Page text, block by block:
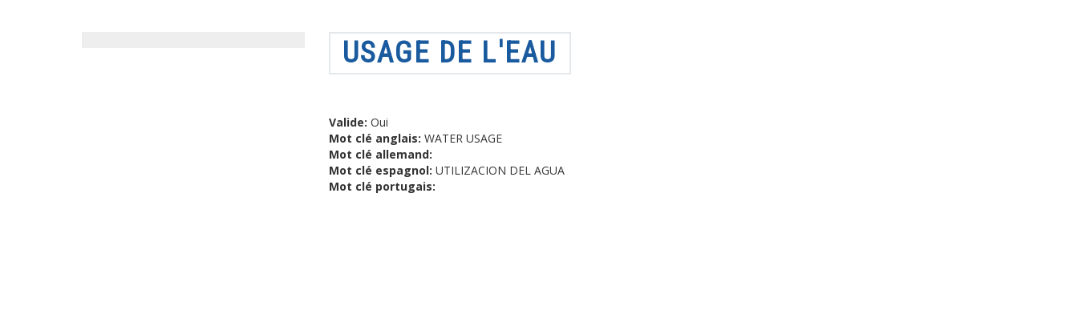
USAGE DE L'EAU
Valide: Oui
Mot clé anglais: WATER USAGE
Mot clé allemand:
Mot clé espagnol: UTILIZACION DEL AGUA
Mot clé portugais: